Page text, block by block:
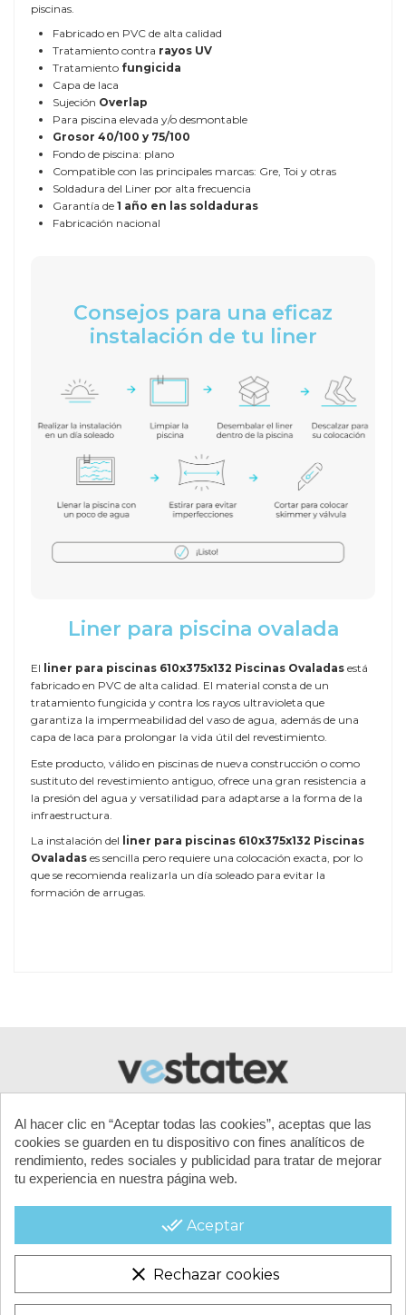
piscinas.
Fabricado en PVC de alta calidad
Tratamiento contra rayos UV
Tratamiento fungicida
Capa de laca
Sujeción Overlap
Para piscina elevada y/o desmontable
Grosor 40/100 y 75/100
Fondo de piscina: plano
Compatible con las principales marcas: Gre, Toi y otras
Soldadura del Liner por alta frecuencia
Garantía de 1 año en las soldaduras
Fabricación nacional
Consejos para una eficaz
instalación de tu liner
Liner para piscina ovalada
El liner para piscinas 610x375x132 Piscinas Ovaladas está
fabricado en PVC de alta calidad. El material consta de un
tratamiento fungicida y contra los rayos ultravioleta que
garantiza la impermeabilidad del vaso de agua, además de una
capa de laca para prolongar la vida útil del revestimiento.
Este producto, válido en piscinas de nueva construcción o como
sustituto del revestimiento antiguo, ofrece una gran resistencia a
la presión del agua y versatilidad para adaptarse a la forma de la
infraestructura.
La instalación del liner para piscinas 610x375x132 Piscinas
Ovaladas es sencilla pero requiere una colocación exacta, por lo
que se recomienda realizarla un día soleado para evitar la
formación de arrugas.
CONTACTA CON NOSOTROS
CONDICIONES COMERCIALES
Al hacer clic en “Aceptar todas las cookies”, aceptas que las
cookies se guarden en tu dispositivo con fines analíticos de
rendimiento, redes sociales y publicidad para tratar de mejorar
tu experiencia en nuestra página web.
done_all Aceptar
clear Rechazar cookies